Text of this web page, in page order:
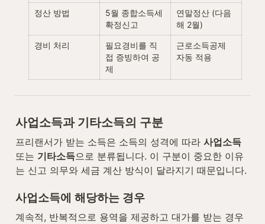
정산 방법
5월 종합소득세
확정신고
연말정산 (다음
해 2월)
경비 처리
필요경비를 직
접 증빙하여 공
제
근로소득공제
자동 적용
사업소득과 기타소득의 구분
프리랜서가 받는 소득은 소득의 성격에 따라 사업소득
또는 기타소득으로 분류됩니다. 이 구분이 중요한 이유
는 신고 의무와 세금 계산 방식이 달라지기 때문입니다.
사업소득에 해당하는 경우
계속적, 반복적으로 용역을 제공하고 대가를 받는 경우